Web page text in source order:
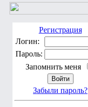
Регистрация
Логин:
Пароль:
Запомнить меня
Забыли пароль?